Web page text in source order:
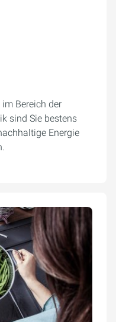
Bereich der
sind Sie bestens
Energie